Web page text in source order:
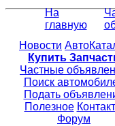
На
главную
Новости
Купить
Частные
Поиск
Подать
Полезное
Форум